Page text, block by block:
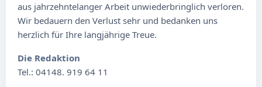
aus jahrzehntelanger Arbeit unwiederbringlich verloren.
Wir bedauern den Verlust sehr und bedanken uns
herzlich für Ihre langjährige Treue.
Die Redaktion
Tel.: 04148. 919 64 11